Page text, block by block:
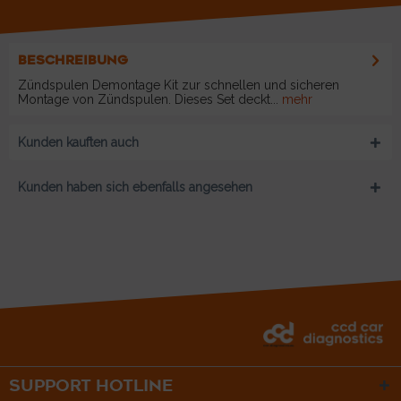
BESCHREIBUNG
Zündspulen Demontage Kit zur schnellen und sicheren
Montage von Zündspulen. Dieses Set deckt...
mehr
Kunden kauften auch
Kunden haben sich ebenfalls angesehen
SUPPORT HOTLINE